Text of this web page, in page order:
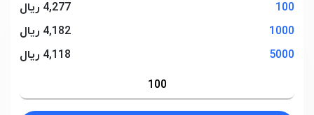
100
4,277 ریال
1000
4,182 ریال
5000
4,118 ریال